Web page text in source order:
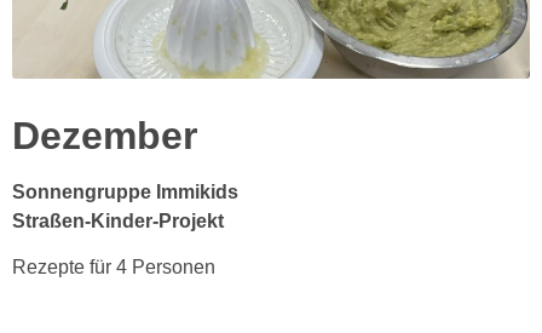
Dezember
Sonnengruppe Immikids
Straßen-Kinder-Projekt
Rezepte für 4 Personen